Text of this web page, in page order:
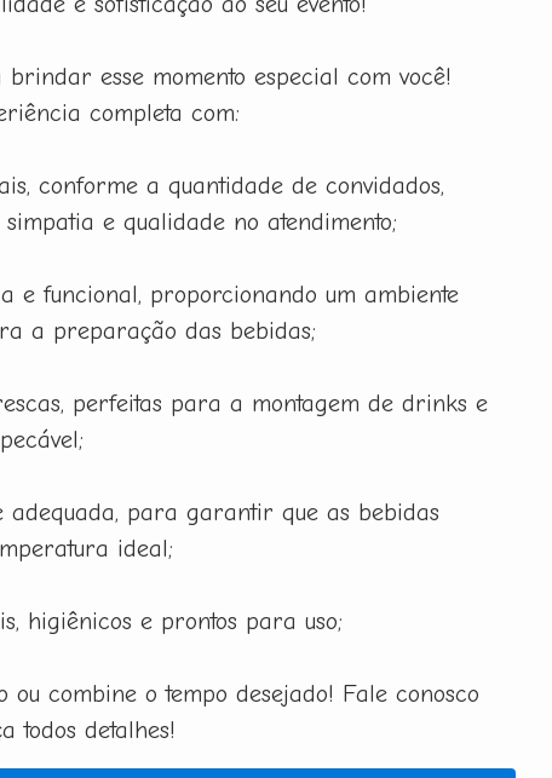
brindar esse momento especial com você!
completa com:
conforme a quantidade de convidados,
e qualidade no atendimento;
e funcional, proporcionando um ambiente
a preparação das bebidas;
perfeitas para a montagem de drinks e
adequada, para garantir que as bebidas
ideal;
higiênicos e prontos para uso;
ou combine o tempo desejado! Fale conosco
todos detalhes!